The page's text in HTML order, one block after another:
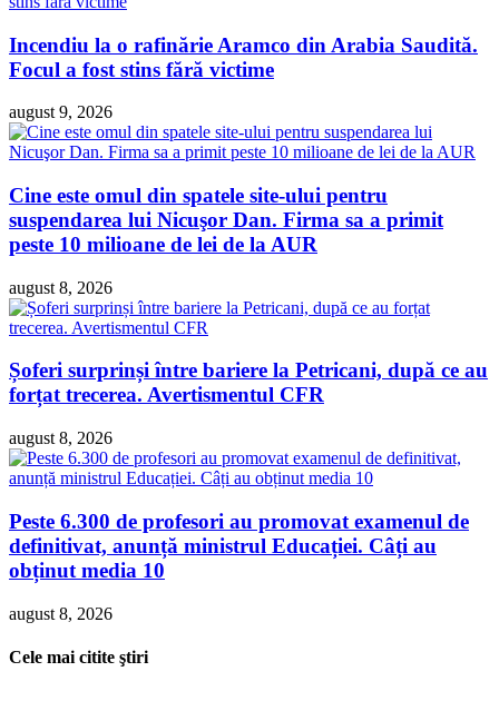
Incendiu la o rafinărie Aramco din Arabia Saudită.
Focul a fost stins fără victime
august 9, 2026
Cine este omul din spatele site-ului pentru
suspendarea lui Nicuşor Dan. Firma sa a primit
peste 10 milioane de lei de la AUR
august 8, 2026
Șoferi surprinși între bariere la Petricani, după ce au
forțat trecerea. Avertismentul CFR
august 8, 2026
Peste 6.300 de profesori au promovat examenul de
definitivat, anunță ministrul Educației. Câți au
obținut media 10
august 8, 2026
Cele mai citite ştiri